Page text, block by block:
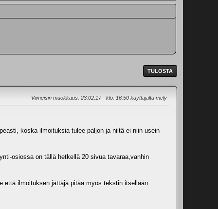
TULOSTA
Viimeisin muokkaus: 23.02.17 - klo: 16.50 käyttäjältä mcly
koska ilmoituksia tulee paljon ja niitä ei niin usein
osiossa on tällä hetkellä 20 sivua tavaraa,vanhin
että ilmoituksen jättäjä pitää myös tekstin itsellään